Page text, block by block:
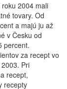
2004 mali
tovary. Od
a majú ju až
v Česku od
percent.
za recept vo
Pri
recept,
recepty